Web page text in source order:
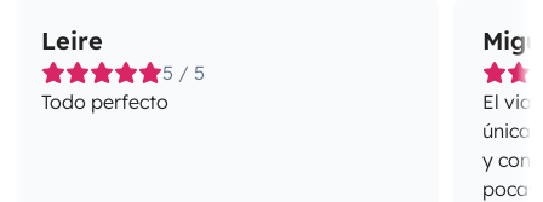
Leire
5 / 5
Todo perfecto
El
y